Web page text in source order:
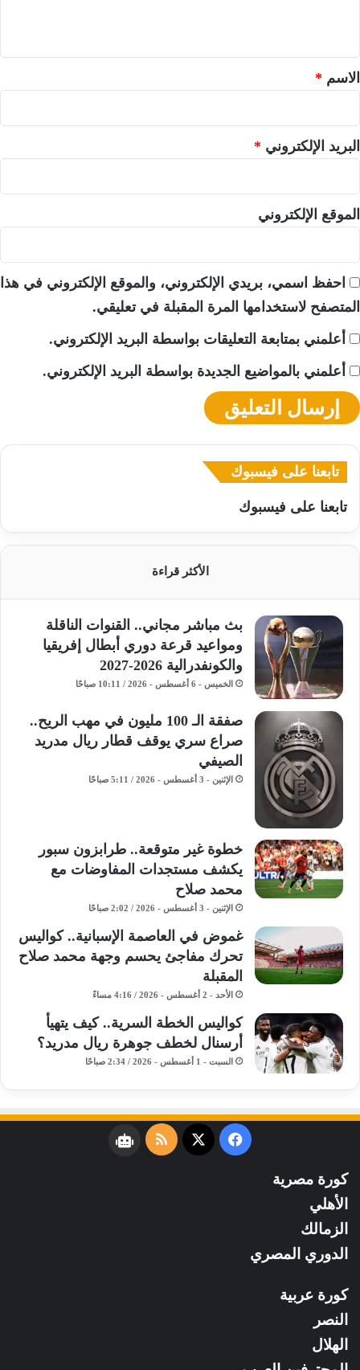
*الاسم *
البريد الإلكتروني *
الموقع الإلكتروني
احفظ اسمي، بريدي الإلكتروني، والموقع الإلكتروني في هذا
المتصفح لاستخدامها المرة المقبلة في تعليقي.
أعلمني بمتابعة التعليقات بواسطة البريد الإلكتروني.
أعلمني بالمواضيع الجديدة بواسطة البريد الإلكتروني.
تابعنا على فيسبوك
تابعنا على فيسبوك
الأكثر قراءة
بث مباشر مجاني.. القنوات الناقلة
ومواعيد قرعة دوري أبطال إفريقيا
والكونفدرالية 2026-2027
الخميس - 6 أغسطس - 2026 / 10:11 صباحًا
صفقة الـ 100 مليون في مهب الريح..
صراع سري يوقف قطار ريال مدريد
الصيفي
الإثنين - 3 أغسطس - 2026 / 5:11 صباحًا
خطوة غير متوقعة.. طرابزون سبور
يكشف مستجدات المفاوضات مع
محمد صلاح
الإثنين - 3 أغسطس - 2026 / 2:02 صباحًا
غموض في العاصمة الإسبانية.. كواليس
تحرك مفاجئ يحسم وجهة محمد صلاح
المقبلة
الأحد - 2 أغسطس - 2026 / 4:16 مساءً
كواليس الخطة السرية.. كيف يتهيأ
أرسنال لخطف جوهرة ريال مدريد؟
السبت - 1 أغسطس - 2026 / 2:34 صباحًا
فيسبوك
‫X
ملخصنبض
كورة مصرية
الأهلي
الزمالك
الدوري المصري
كورة عربية
النصر
الهلال